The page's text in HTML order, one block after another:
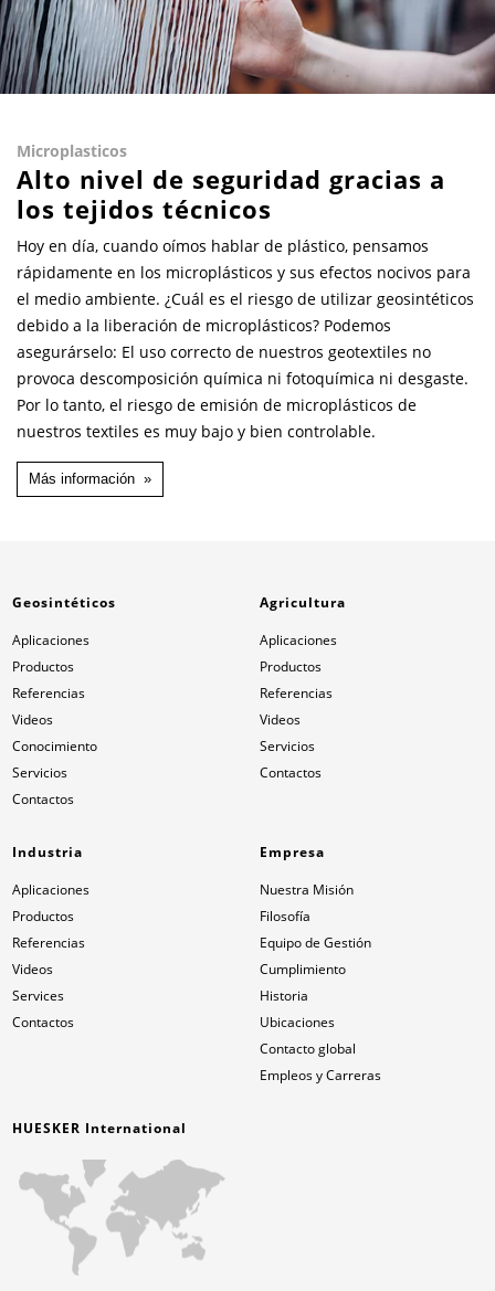
Microplasticos
Alto nivel de seguridad gracias a
los tejidos técnicos
Hoy en día, cuando oímos hablar de plástico, pensamos
rápidamente en los microplásticos y sus efectos nocivos para
el medio ambiente. ¿Cuál es el riesgo de utilizar geosintéticos
debido a la liberación de microplásticos? Podemos
asegurárselo: El uso correcto de nuestros geotextiles no
provoca descomposición química ni fotoquímica ni desgaste.
Por lo tanto, el riesgo de emisión de microplásticos de
nuestros textiles es muy bajo y bien controlable.
Más información
HUESKER International
Geosintéticos
Aplicaciones
Productos
Referencias
Videos
Conocimiento
Servicios
Contactos
Agricultura
Aplicaciones
Productos
Referencias
Videos
Servicios
Contactos
Industria
Aplicaciones
Productos
Referencias
Videos
Services
Contactos
Empresa
Nuestra Misión
Filosofía
Equipo de Gestión
Cumplimiento
Historia
Ubicaciones
Contacto global
Empleos y Carreras